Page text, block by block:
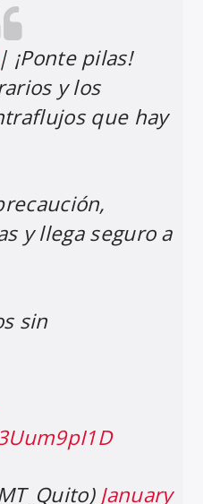
pilas!
y los
que hay
y llega seguro a
sin
January